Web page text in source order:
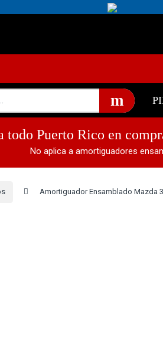
todo Puerto Rico en
No aplica a amortiguadores
Amortiguador Ensamblado Mazda